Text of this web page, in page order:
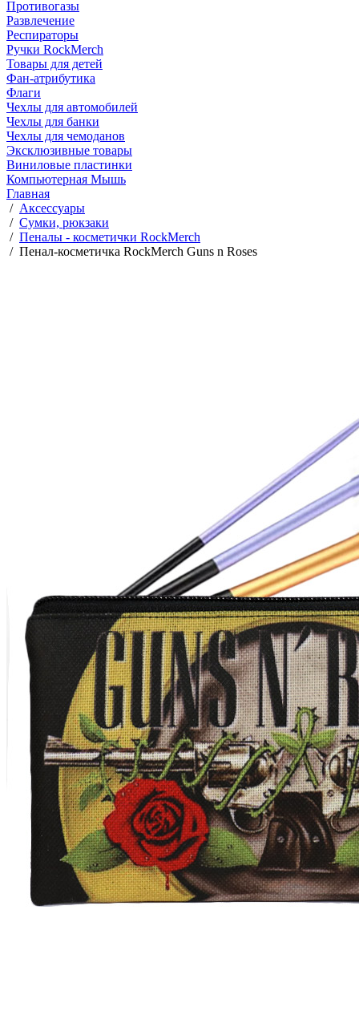
Противогазы
Развлечение
Респираторы
Ручки RockMerch
Товары для детей
Фан-атрибутика
Флаги
Чехлы для автомобилей
Чехлы для банки
Чехлы для чемоданов
Эксклюзивные товары
Виниловые пластинки
Компьютерная Мышь
Главная
/ Аксессуары
/ Сумки, рюкзаки
/ Пеналы - косметички RockMerch
/ Пенал-косметичка RockMerch Guns n Roses